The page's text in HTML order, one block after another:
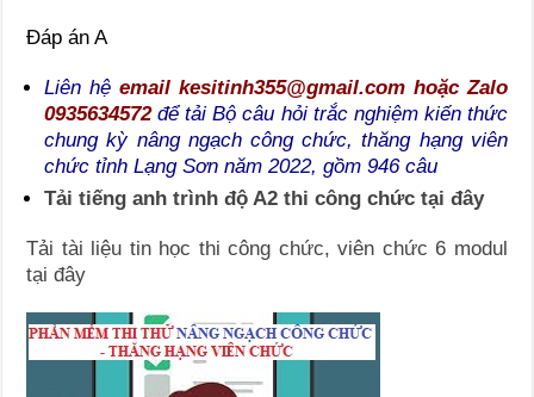
Đáp án A
Liên hệemail kesitinh355@gmail.com hoặc Zalo
0935634572để tải Bộ câu hỏi trắc nghiệm kiến thức
chung kỳ nâng ngạch công chức, thăng hạng viên
chức tỉnh Lạng Sơn năm 2022, gồm 946 câu
Tải tiếng anh trình độ A2 thi công chức tại đây
Tải tài liệu tin học thi công chức, viên chức 6 modul
tại đây